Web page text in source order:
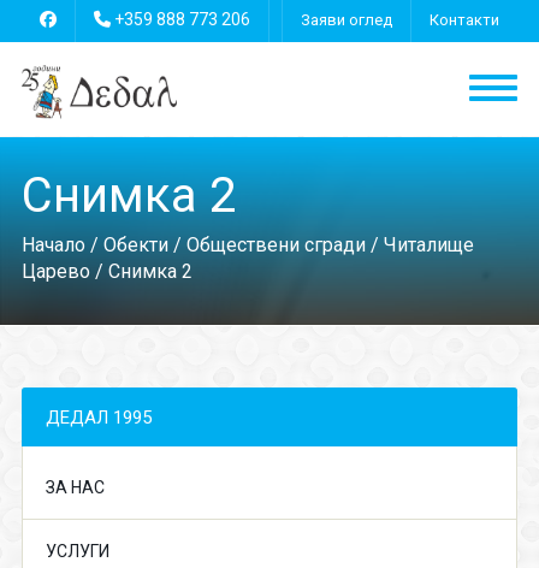
+359 888 773 206 Заяви оглед Контакти
Снимка 2
Начало/ Обекти/ Обществени сгради/ Читалище
Царево/ Снимка 2
ДЕДАЛ 1995
ЗА НАС
УСЛУГИ